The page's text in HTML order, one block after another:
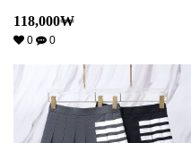
118,000₩
0 0